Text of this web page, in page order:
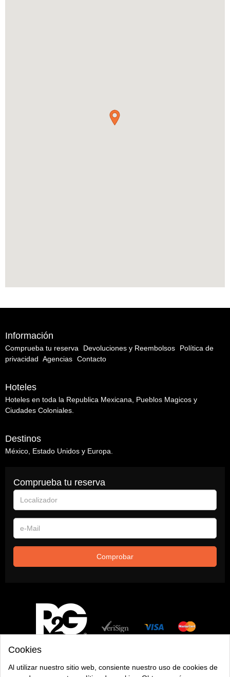
Información
Comprueba tu reserva Devoluciones y Reembolsos
Política de
privacidad Agencias Contacto
Hoteles
Hoteles en toda la Republica Mexicana, Pueblos Magicos y
Ciudades Coloniales.
Destinos
México, Estado Unidos y Europa.
Comprueba tu reserva
Localizador
e-
Mail
Comprobar
Tripadvisor opiniones de hoteles en todo el mundo
Cookies
Al utilizar nuestro sitio web, consiente nuestro uso de cookies de